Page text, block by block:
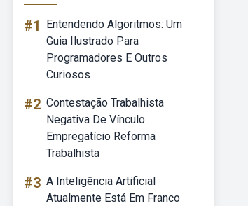
#1
Entendendo Algoritmos: Um
Guia Ilustrado Para
Programadores E Outros
Curiosos
#2 Contestação Trabalhista
Negativa De Vínculo
Empregatício Reforma
Trabalhista
#3 A Inteligência Artificial
Atualmente Está Em Franco